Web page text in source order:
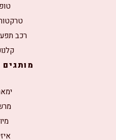
רכב
מותגים